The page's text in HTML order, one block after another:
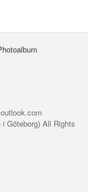
Göteborg) All Rights